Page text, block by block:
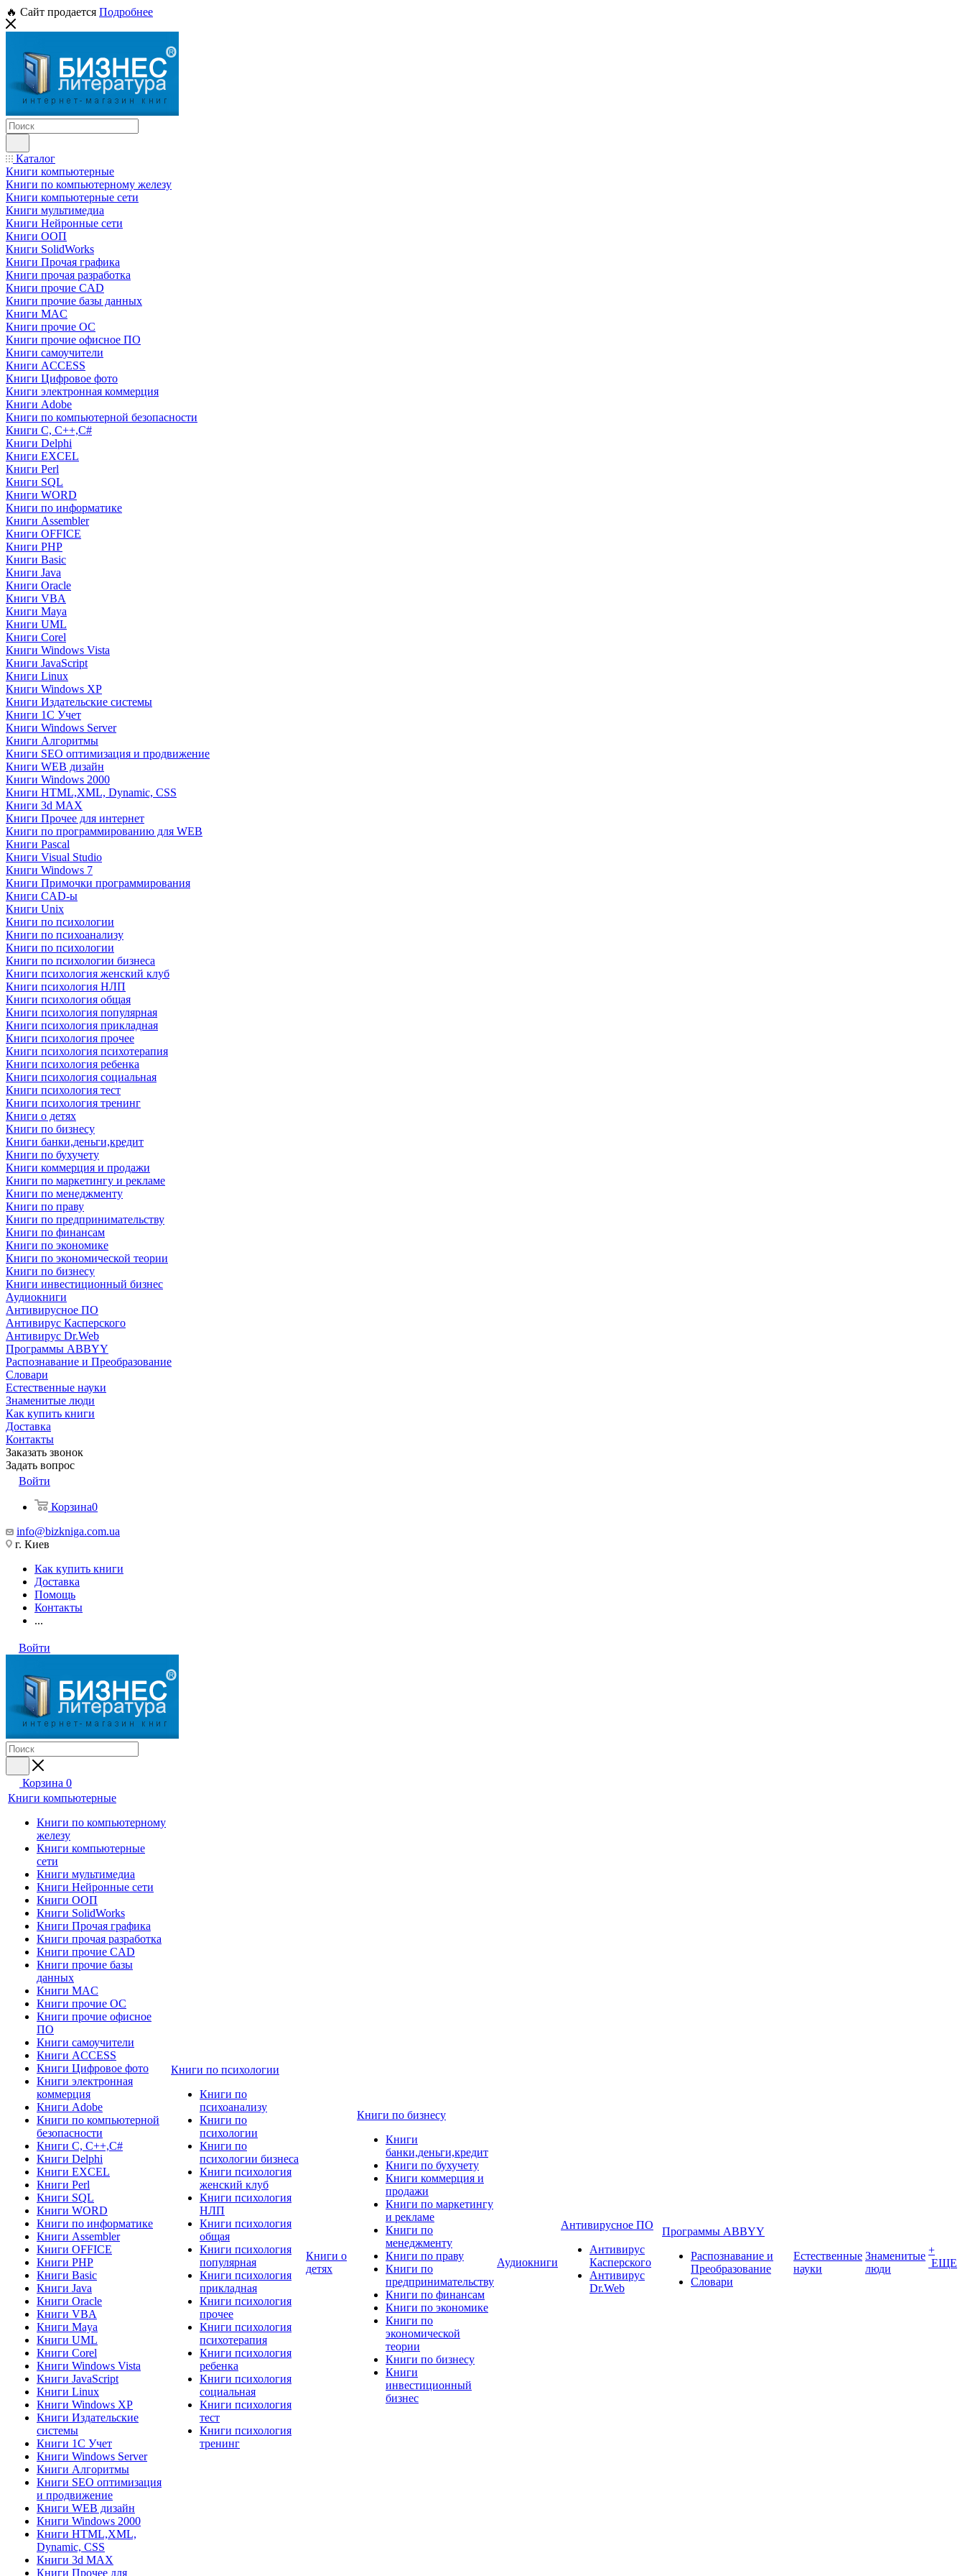
🔥 Сайт продается Подробнее
Каталог
Книги компьютерные
Книги по компьютерному железу
Книги компьютерные сети
Книги мультимедиа
Книги Нейронные сети
Книги ООП
Книги SolidWorks
Книги Прочая графика
Книги прочая разработка
Книги прочие CAD
Книги прочие базы данных
Книги MAC
Книги прочие ОС
Книги прочие офисное ПО
Книги самоучители
Книги ACCESS
Книги Цифровое фото
Книги электронная коммерция
Книги Adobe
Книги по компьютерной безопасности
Книги C, C++,С#
Книги Delphi
Книги EXCEL
Книги Perl
Книги SQL
Книги WORD
Книги по информатике
Книги Assembler
Книги OFFICE
Книги PHP
Книги Basic
Книги Java
Книги Oracle
Книги VBA
Книги Maya
Книги UML
Книги Corel
Книги Windows Vista
Книги JavaScript
Книги Linux
Книги Windows XP
Книги Издательские системы
Книги 1C Учет
Книги Windows Server
Книги Алгоритмы
Книги SEO оптимизация и продвижение
Книги WEB дизайн
Книги Windows 2000
Книги HTML,XML, Dynamic, CSS
Книги 3d MAX
Книги Прочее для интернет
Книги по программированию для WEB
Книги Pascal
Книги Visual Studio
Книги Windows 7
Книги Примочки программирования
Книги CAD-ы
Книги Unix
Книги по психологии
Книги по психоанализу
Книги по психологии
Книги по психологии бизнеса
Книги психология женский клуб
Книги психология НЛП
Книги психология общая
Книги психология популярная
Книги психология прикладная
Книги психология прочее
Книги психология психотерапия
Книги психология ребенка
Книги психология социальная
Книги психология тест
Книги психология тренинг
Книги о детях
Книги по бизнесу
Книги банки,деньги,кредит
Книги по бухучету
Книги коммерция и продажи
Книги по маркетингу и рекламе
Книги по менеджменту
Книги по праву
Книги по предпринимательству
Книги по финансам
Книги по экономике
Книги по экономической теории
Книги по бизнесу
Книги инвестиционный бизнес
Аудиокниги
Антивирусное ПО
Антивирус Касперского
Антивирус Dr.Web
Программы ABBYY
Распознавание и Преобразование
Словари
Естественные науки
Знаменитые люди
Как купить книги
Доставка
Контакты
Заказать звонок
Задать вопрос
Войти
Корзина0
info@bizkniga.com.ua
г. Киев
Как купить книги
Доставка
Помощь
Контакты
...
Войти
Корзина 0
Книги компьютерные
Книги по компьютерному
железу
Книги компьютерные
сети
Книги мультимедиа
Книги Нейронные сети
Книги ООП
Книги SolidWorks
Книги Прочая графика
Книги прочая разработка
Книги прочие CAD
Книги прочие базы
данных
Книги MAC
Книги прочие ОС
Книги прочие офисное
ПО
Книги самоучители
Книги ACCESS
Книги Цифровое фото
Книги электронная
коммерция
Книги Adobe
Книги по компьютерной
безопасности
Книги C, C++,С#
Книги Delphi
Книги EXCEL
Книги Perl
Книги SQL
Книги WORD
Книги по информатике
Книги Assembler
Книги OFFICE
Книги PHP
Книги Basic
Книги Java
Книги Oracle
Книги VBA
Книги Maya
Книги UML
Книги Corel
Книги Windows Vista
Книги JavaScript
Книги Linux
Книги Windows XP
Книги Издательские
системы
Книги 1C Учет
Книги Windows Server
Книги Алгоритмы
Книги SEO оптимизация
и продвижение
Книги WEB дизайн
Книги Windows 2000
Книги HTML,XML,
Dynamic, CSS
Книги 3d MAX
Книги Прочее для
Книги по психологии
Книги по
психоанализу
Книги по
психологии
Книги по
психологии бизнеса
Книги психология
женский клуб
Книги психология
НЛП
Книги психология
общая
Книги психология
популярная
Книги психология
прикладная
Книги психология
прочее
Книги психология
психотерапия
Книги психология
ребенка
Книги психология
социальная
Книги психология
тест
Книги психология
тренинг
Книги о
детях
Книги по бизнесу
Книги
банки,деньги,кредит
Книги по бухучету
Книги коммерция и
продажи
Книги по маркетингу
и рекламе
Книги по
менеджменту
Книги по праву
Книги по
предпринимательству
Книги по финансам
Книги по экономике
Книги по
экономической
теории
Книги по бизнесу
Книги
инвестиционный
бизнес
Аудиокниги
Антивирусное ПО
Антивирус
Касперского
Антивирус
Dr.Web
Программы ABBYY
Распознавание и
Преобразование
Словари
Естественные
науки
Знаменитые
люди
+
ЕЩЕ